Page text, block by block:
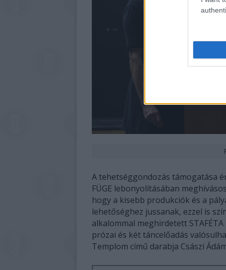
A tehetséggondozás támogatása
FÜGE lebonyolításában
hogy a kisebb produkciók és a
lehetőséghez jussanak, ezzel is
alkalommal meghirdetett
prózai és két táncelőadás
Templom című darabja Császi